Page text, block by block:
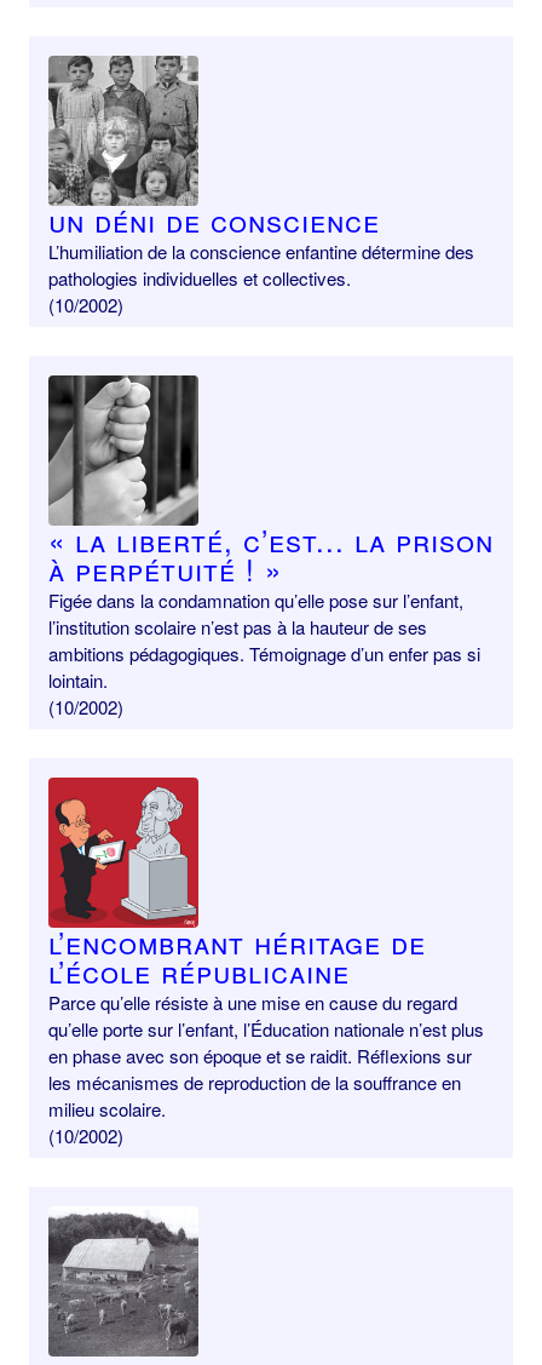
Un déni de conscience
L’humiliation de la conscience enfantine détermine des
pathologies individuelles et collectives.
(10/2002)
« La liberté, c’est... la prison
à perpétuité ! »
Figée dans la condamnation qu’elle pose sur l’enfant,
l’institution scolaire n’est pas à la hauteur de ses
ambitions pédagogiques. Témoignage d’un enfer pas si
lointain.
(10/2002)
L’encombrant héritage de
l’école républicaine
Parce qu’elle résiste à une mise en cause du regard
qu’elle porte sur l’enfant, l’Éducation nationale n’est plus
en phase avec son époque et se raidit. Réflexions sur
les mécanismes de reproduction de la souffrance en
milieu scolaire.
(10/2002)